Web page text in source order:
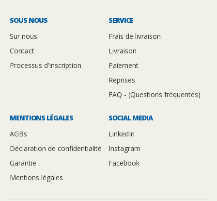
SOUS NOUS
Sur nous
Contact
Processus d'inscription
SERVICE
Frais de livraison
Livraison
Paiement
Reprises
FAQ - (Questions fréquentes)
MENTIONS LÉGALES
AGBs
Déclaration de confidentialité
Garantie
Mentions légales
SOCIAL MEDIA
LinkedIn
Instagram
Facebook